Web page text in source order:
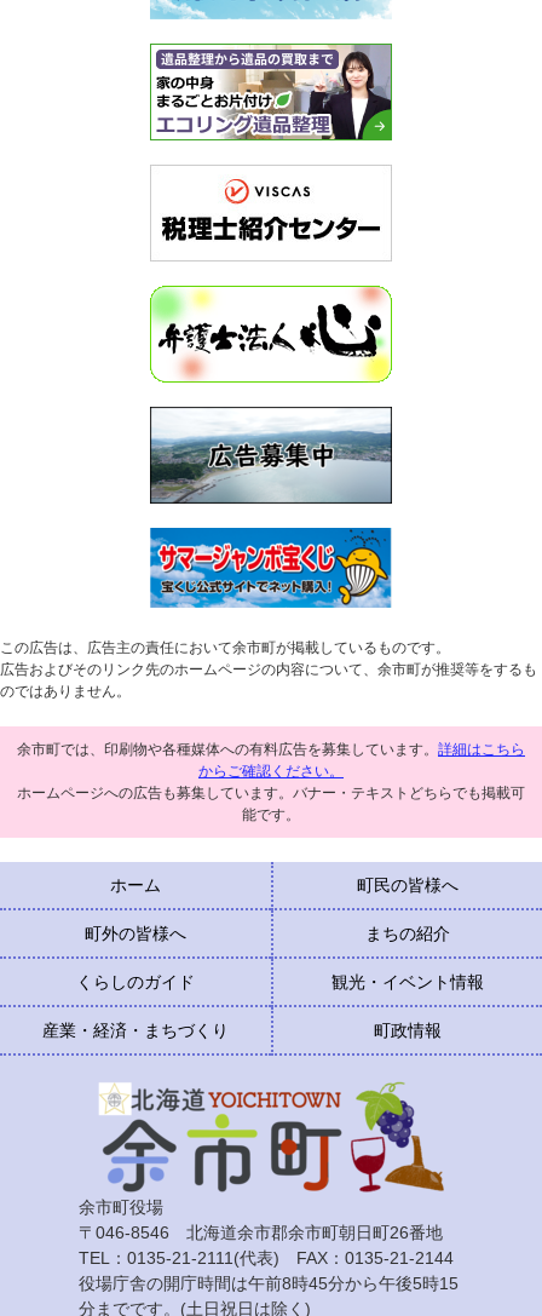
この広告は、広告主の責任において余市町が掲載しているものです。
広告およびそのリンク先のホームページの内容について、余市町が推奨等をするも
のではありません。
余市町では、印刷物や各種媒体への有料広告を募集しています。 詳細はこちら
からご確認ください。
ホームページへの広告も募集しています。バナー・テキストどちらでも掲載可
能です。
ホーム 町民の皆様へ
町外の皆様へ まちの紹介
くらしのガイド 観光・イベント情報
産業・経済・まちづくり 町政情報
余市町役場
〒046-8546 北海道余市郡余市町朝日町26番地
TEL：0135-21-2111(代表) FAX：0135-21-2144
役場庁舎の開庁時間は午前8時45分から午後5時15
分までです。(土日祝日は除く)